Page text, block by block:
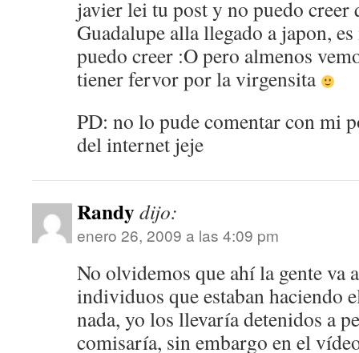
javier lei tu post y no puedo creer
Guadalupe alla llegado a japon,
puedo creer :O pero almenos
tiener fervor por la virgensita
PD: no lo pude comentar con mi
del internet jeje
Randydijo:
enero 26, 2009 a las 4:09 pm
No olvidemos que ahí la gente va
individuos que estaban haciendo
nada, yo los llevaría detenidos a
comisaría, sin embargo en el